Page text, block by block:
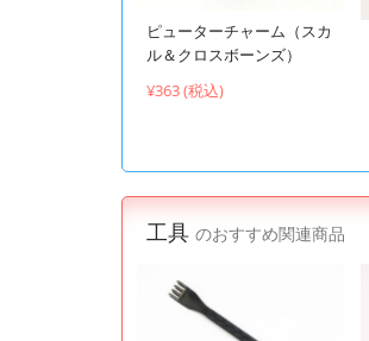
ピューターチャーム（スカ
ル＆クロスボーンズ）
¥363 (税込)
工具 のおすすめ関連商品